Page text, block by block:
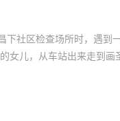
下社区检查场所时，遇到
女儿，从车站出来走到画